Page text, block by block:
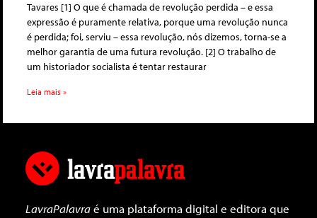
Tavares [1] O que é chamada de revolução perdida – e essa
expressão é puramente relativa, porque uma revolução nunca
é perdida; foi, serviu – essa revolução, nós dizemos, torna-se a
melhor garantia de uma futura revolução. [2] O trabalho de
um historiador socialista é tentar restaurar
Leia mais »
LavraPalavraé uma plataforma digital e editora que